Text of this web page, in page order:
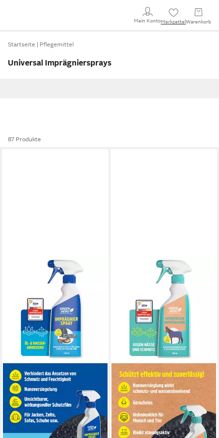
Mein KontoMerkzettel Warenkorb
Startseite Pflegemittel
Universal Imprägniersprays
87 Produkte